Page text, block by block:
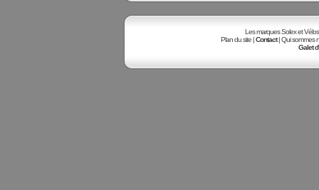
Les marques Solex et
Plan du site |Contact| Qui sommes
Galet